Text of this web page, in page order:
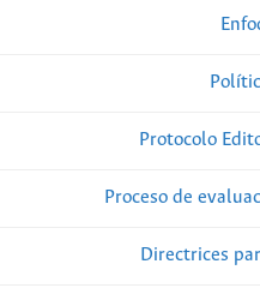
Protocolo
Proceso de
Directrices